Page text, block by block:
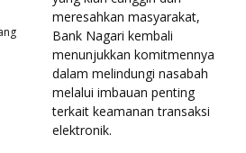
meresahkan masyarakat,
Bank Nagari kembali
menunjukkan komitmennya
dalam melindungi nasabah
melalui imbauan penting
terkait keamanan transaksi
elektronik.